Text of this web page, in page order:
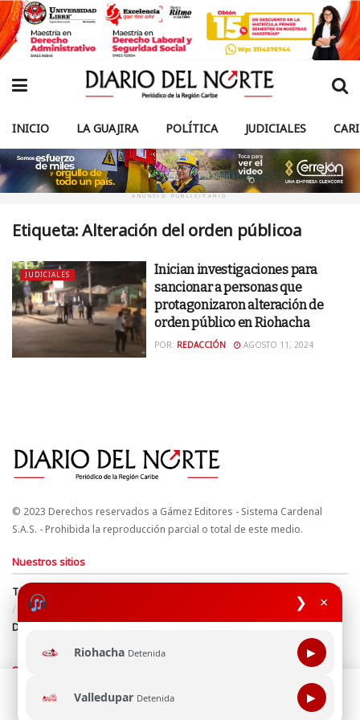
❯ ×
Riohacha Detenida ▶
Valledupar Detenida ▶
INICIO LA GUAJIRA POLÍTICA JUDICIALES
ANUNCIO PUBLICITARIO
Etiqueta:Alteración del orden públicoa
JUDICIALES
Inician investigaciones para
sancionar a personas que
protagonizaron alteración de
orden público en Riohacha
POR: REDACCIÓN AGOSTO 11, 2024
© 2023 Derechos reservados a Gámez Editores - Sistema Cardenal
S.A.S. - Prohibida la reproducción parcial o total de este medio.
Nuestros sitios
Términos y Condiciones
Derechos de Autor y Propiedad Intelectual
Política de uso de cookies
Política de Tratamiento de Datos
Directrices Editoriales
Síguenos
Esta página web usa cookie para mejorar tu experiencia de
navegación, al continuar aceptas nuestra política de uso de